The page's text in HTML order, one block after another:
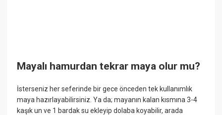
Mayalı hamurdan tekrar maya olur mu?
İsterseniz her seferinde bir gece önceden tek kullanımlık
maya hazırlayabilirsiniz. Ya da; mayanın kalan kısmına 3-4
kaşık un ve 1 bardak su ekleyip dolaba koyabilir, arada